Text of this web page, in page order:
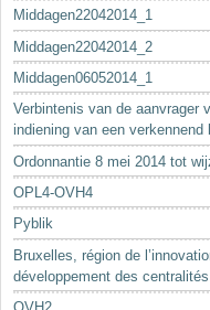
Middagen22042014_1
Middagen22042014_2
Middagen06052014_1
Verbintenis van de aanvrager
indiening van een verkennend
Ordonnantie 8 mei 2014 tot
OPL4-OVH4
Pyblik
Bruxelles, région de
développement des